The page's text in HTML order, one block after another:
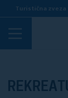
Turistična
Turistična